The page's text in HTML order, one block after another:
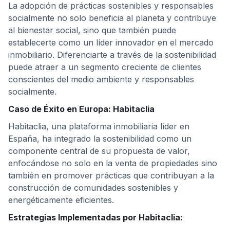
La adopción de prácticas sostenibles y responsables
socialmente no solo beneficia al planeta y contribuye
al bienestar social, sino que también puede
establecerte como un líder innovador en el mercado
inmobiliario. Diferenciarte a través de la sostenibilidad
puede atraer a un segmento creciente de clientes
conscientes del medio ambiente y responsables
socialmente.
Caso de Éxito en Europa: Habitaclia
Habitaclia, una plataforma inmobiliaria líder en
España, ha integrado la sostenibilidad como un
componente central de su propuesta de valor,
enfocándose no solo en la venta de propiedades sino
también en promover prácticas que contribuyan a la
construcción de comunidades sostenibles y
energéticamente eficientes.
Estrategias Implementadas por Habitaclia: